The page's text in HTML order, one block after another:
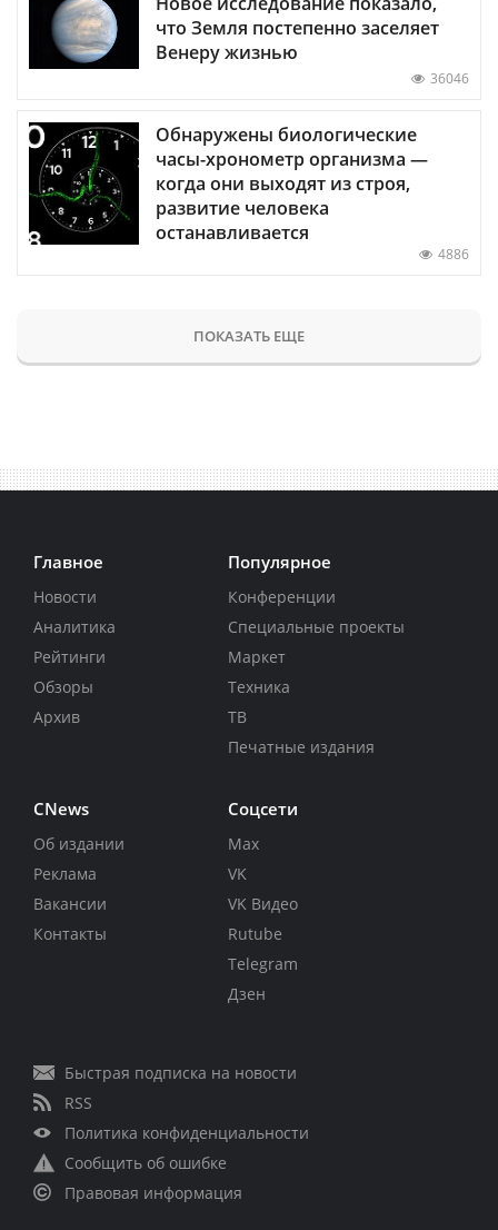
что Земля постепенно заселяет
Венеру жизнью
36046
Обнаружены биологические
часы-хронометр организма —
когда они выходят из строя,
развитие человека
останавливается
4886
ПОКАЗАТЬ ЕЩЕ
Главное
Новости
Аналитика
Рейтинги
Обзоры
Архив
Популярное
Конференции
Специальные проекты
Маркет
Техника
ТВ
Печатные издания
CNews
Об издании
Реклама
Вакансии
Контакты
Соцсети
Max
VK
VK Видео
Rutube
Telegram
Дзен
Быстрая подписка на новости
RSS
Политика конфиденциальности
Сообщить об ошибке
Правовая информация